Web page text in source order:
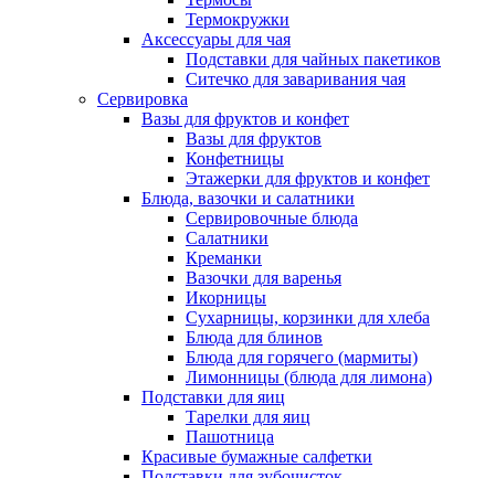
Термокружки
Аксессуары для чая
Подставки для чайных пакетиков
Ситечко для заваривания чая
Сервировка
Вазы для фруктов и конфет
Вазы для фруктов
Конфетницы
Этажерки для фруктов и конфет
Блюда, вазочки и салатники
Сервировочные блюда
Салатники
Креманки
Вазочки для варенья
Икорницы
Сухарницы, корзинки для хлеба
Блюда для блинов
Блюда для горячего (мармиты)
Лимонницы (блюда для лимона)
Подставки для яиц
Тарелки для яиц
Пашотница
Красивые бумажные салфетки